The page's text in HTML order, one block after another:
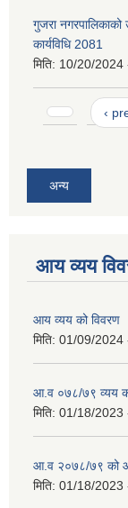
गुजरा नगरपालिकाको
कार्यविधि 2081
मिति: 10/20/2024
Pages ‹
अन्य
आय व्यय
आय व्यय को विवरण
मिति: 01/09/2024
आ.व ०७८/७९ व्यय
मिति: 01/18/2023
आ.व २०७८/७९ को
मिति: 01/18/2023